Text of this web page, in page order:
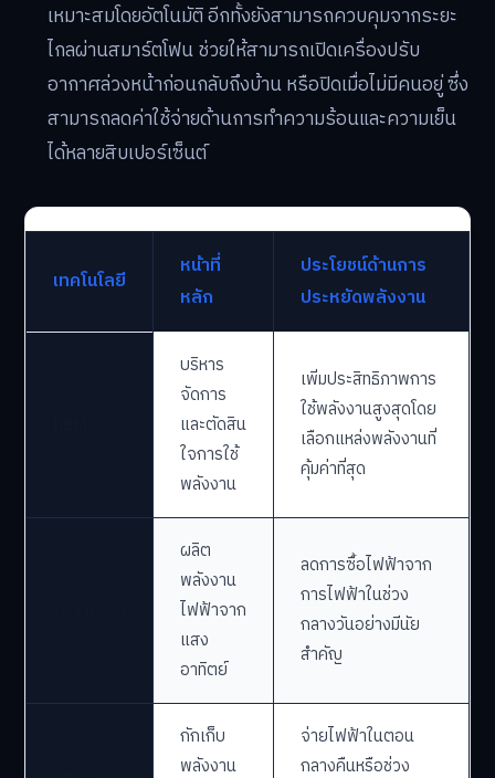
เหมาะสมโดยอัตโนมัติ อีกทั้งยังสามารถควบคุมจากระยะ
ไกลผ่านสมาร์ตโฟน ช่วยให้สามารถเปิดเครื่องปรับ
อากาศล่วงหน้าก่อนกลับถึงบ้าน หรือปิดเมื่อไม่มีคนอยู่ ซึ่ง
สามารถลดค่าใช้จ่ายด้านการทำความร้อนและความเย็น
ได้หลายสิบเปอร์เซ็นต์
เทคโนโลยี
หน้าที่
หลัก
ประโยชน์ด้านการ
ประหยัดพลังงาน
บริหาร
จัดการ
และตัดสิน
ใจการใช้
พลังงาน
เพิ่มประสิทธิภาพการ
ใช้พลังงานสูงสุดโดย
เลือกแหล่งพลังงานที่
คุ้มค่าที่สุด
ผลิต
พลังงาน
ไฟฟ้าจาก
แสง
อาทิตย์
ลดการซื้อไฟฟ้าจาก
การไฟฟ้าในช่วง
กลางวันอย่างมีนัย
สำคัญ
กักเก็บ
พลังงาน
จ่ายไฟฟ้าในตอน
กลางคืนหรือช่วง